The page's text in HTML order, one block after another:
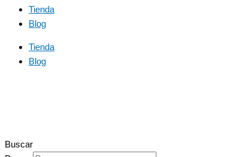
Tienda
Blog
Tienda
Blog
Buscar